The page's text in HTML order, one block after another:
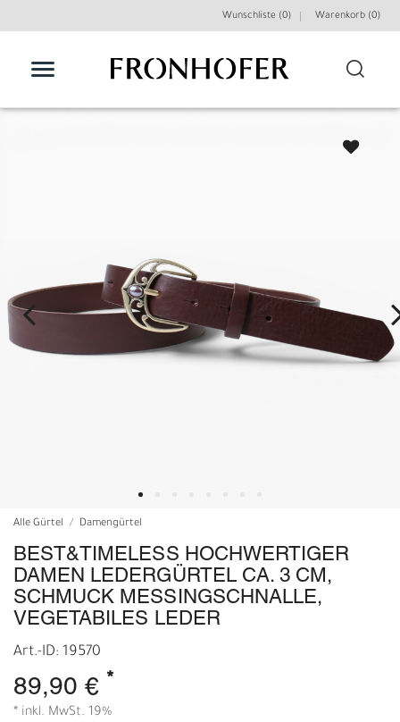
Wunschliste (0) Warenkorb (0)
Alle Gürtel Damengürtel
BEST&TIMELESS HOCHWERTIGER
DAMEN LEDERGÜRTEL CA. 3 CM,
SCHMUCK MESSINGSCHNALLE,
VEGETABILES LEDER
Art.-ID: 19570
89,90 € *
* inkl. MwSt. 19%